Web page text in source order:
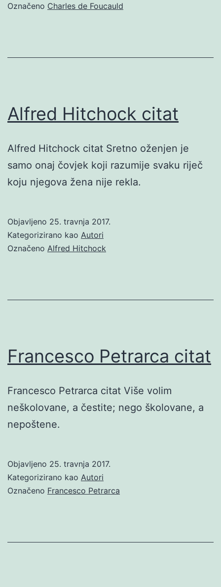
Označeno Charles de Foucauld
Alfred Hitchock citat
Alfred Hitchock citat Sretno oženjen je
samo onaj čovjek koji razumije svaku riječ
koju njegova žena nije rekla.
Objavljeno 25. travnja 2017.
Kategorizirano kao Autori
Označeno Alfred Hitchock
Francesco Petrarca citat
Francesco Petrarca citat Više volim
neškolovane, a čestite; nego školovane, a
nepoštene.
Objavljeno 25. travnja 2017.
Kategorizirano kao Autori
Označeno Francesco Petrarca